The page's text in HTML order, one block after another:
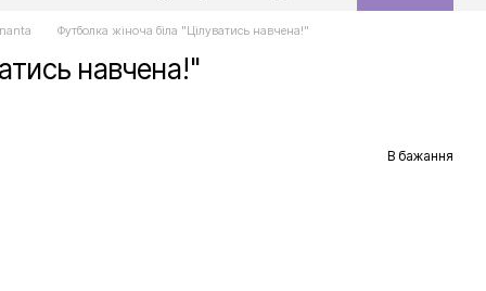
Футболка жіноча біла "Цілуватись навчена!"
навчена!"
В бажання